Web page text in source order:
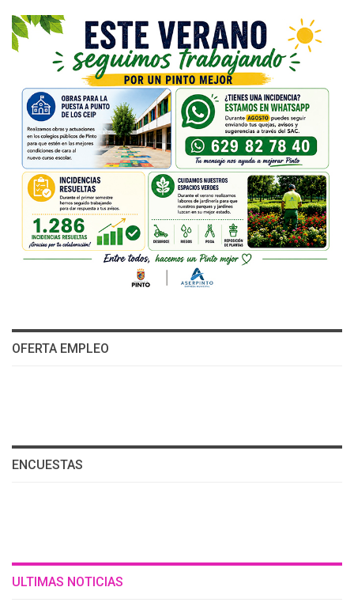
OFERTA EMPLEO
ENCUESTAS
ULTIMAS NOTICIAS